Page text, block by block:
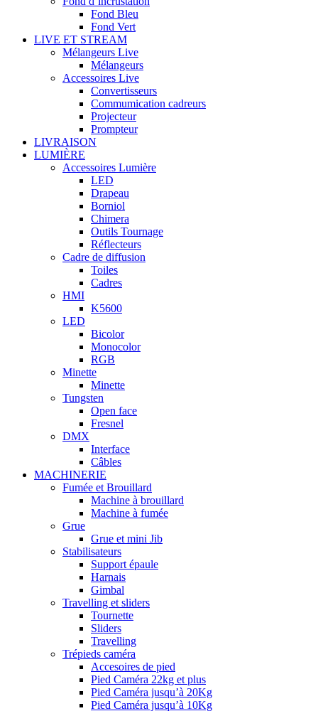
Fond Bleu
Fond Vert
LIVE ET STREAM
Mélangeurs Live
Mélangeurs
Accessoires Live
Convertisseurs
Commumication cadreurs
Projecteur
Prompteur
LIVRAISON
LUMIÈRE
Accessoires Lumière
LED
Drapeau
Borniol
Chimera
Outils Tournage
Réflecteurs
Cadre de diffusion
Toiles
Cadres
HMI
K5600
LED
Bicolor
Monocolor
RGB
Minette
Minette
Tungsten
Open face
Fresnel
DMX
Interface
Câbles
MACHINERIE
Fumée et Brouillard
Machine à brouillard
Machine à fumée
Grue
Grue et mini Jib
Stabilisateurs
Support épaule
Harnais
Gimbal
Travelling et sliders
Tournette
Sliders
Travelling
Trépieds caméra
Accesoires de pied
Pied Caméra 22kg et plus
Pied Caméra jusqu’à 20Kg
Pied Caméra jusqu’à 10Kg